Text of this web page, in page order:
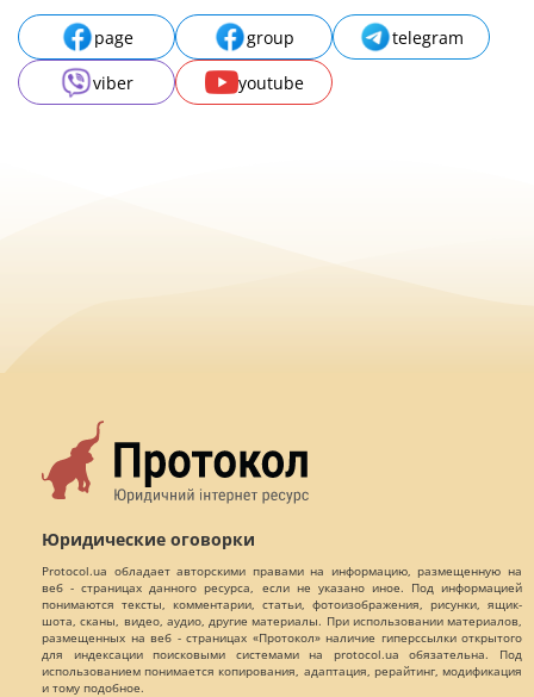
page group
telegram
viber
youtube
Юридические оговорки
Protocol.ua обладает авторскими правами на информацию, размещенную на
веб - страницах данного ресурса, если не указано иное. Под информацией
понимаются тексты, комментарии, статьи, фотоизображения, рисунки, ящик-
шота, сканы, видео, аудио, другие материалы. При использовании материалов,
размещенных на веб - страницах «Протокол» наличие гиперссылки открытого
для индексации поисковыми системами на protocol.ua обязательна. Под
использованием понимается копирования, адаптация, рерайтинг, модификация
и тому подобное.